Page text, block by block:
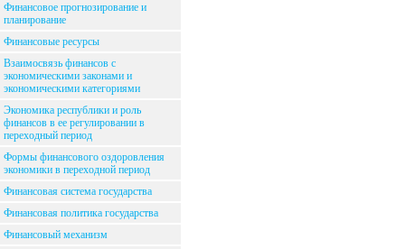
Финансовое прогнозирование и
планирование
Финансовые ресурсы
Взаимосвязь финансов с
экономическими законами и
экономическими категориями
Экономика республики и роль
финансов в ее регулировании в
переходный период
Формы финансового оздоровления
экономики в переходной период
Финансовая система государства
Финансовая политика государства
Финансовый механизм